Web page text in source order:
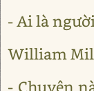
- Ai là
William
- Chuyện